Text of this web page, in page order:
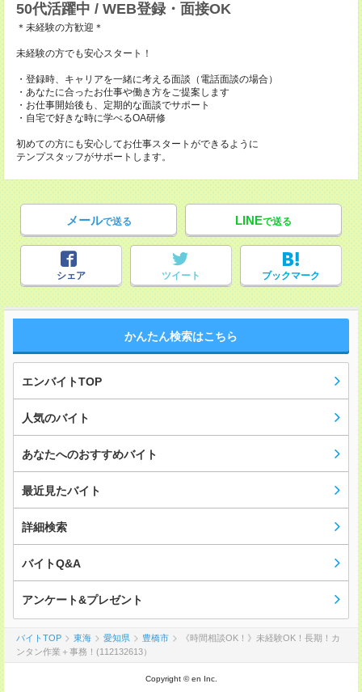
50代活躍中 / WEB登録・面接OK
＊未経験の方歓迎＊
未経験の方でも安心スタート！
・登録時、キャリアを一緒に考える面談（電話面談の場合）
・あなたに合ったお仕事や働き方をご提案します
・お仕事開始後も、定期的な面談でサポート
・自宅で好きな時に学べるOA研修
初めての方にも安心してお仕事スタートができるように
テンプスタッフがサポートします。
メールで送る LINEで送る
シェア ツイート ブックマーク
かんたん検索はこちら
エンバイトTOP
人気のバイト
あなたへのおすすめバイト
最近見たバイト
詳細検索
バイトQ&A
アンケート&プレゼント
バイトTOP 東海 愛知県 豊橋市
《時間相談OK！》未経験OK！長期！カ
ンタン作業＋事務！(112132613）
Copyright © en Inc.